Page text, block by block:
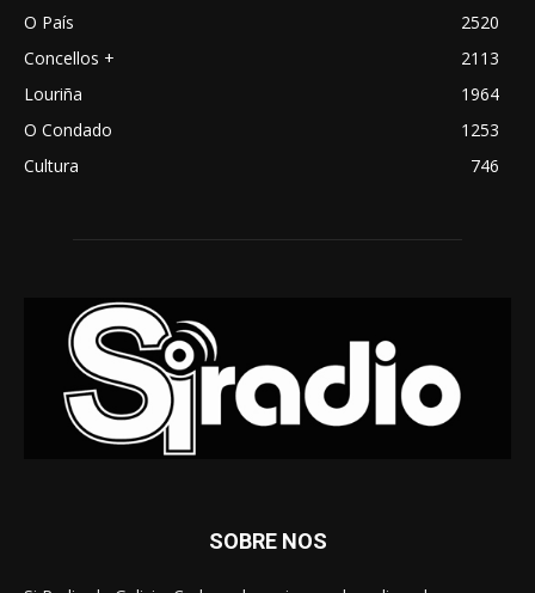
O País
2520
Concellos +
2113
Louriña
1964
O Condado
1253
Cultura
746
SOBRE NOS